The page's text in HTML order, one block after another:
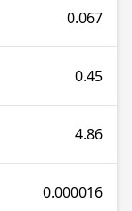
0.067
0.45
4.86
0.000016